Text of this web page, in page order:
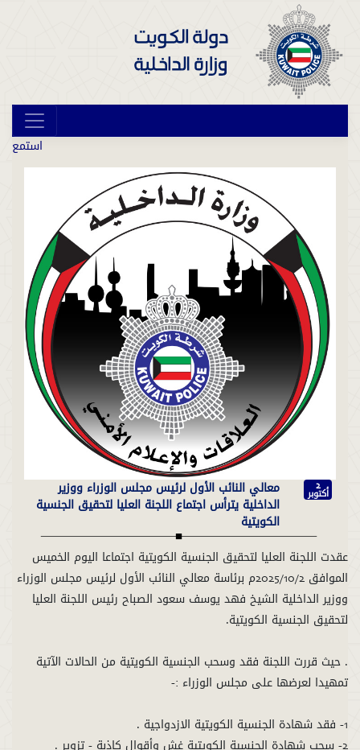
استمع
2
أكتوبر معالي النائب الأول لرئيس مجلس الوزراء ووزير
الداخلية يترأس اجتماع اللجنة العليا لتحقيق الجنسية
الكويتية
عقدت اللجنة العليا لتحقيق الجنسية الكويتية اجتماعا اليوم الخميس
الموافق 2025/10/2م برئاسة معالي النائب الأول لرئيس مجلس الوزراء
ووزير الداخلية الشيخ فهد يوسف سعود الصباح رئيس اللجنة العليا
. حيث قررت اللجنة فقد وسحب الجنسية الكويتية من الحالات الآتية